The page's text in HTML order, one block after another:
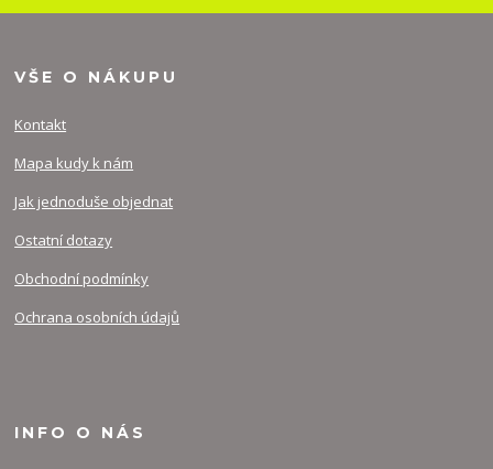
VŠE O NÁKUPU
Kontakt
Mapa kudy k nám
Jak jednoduše objednat
Ostatní dotazy
Obchodní podmínky
Ochrana osobních údajů
INFO O NÁS